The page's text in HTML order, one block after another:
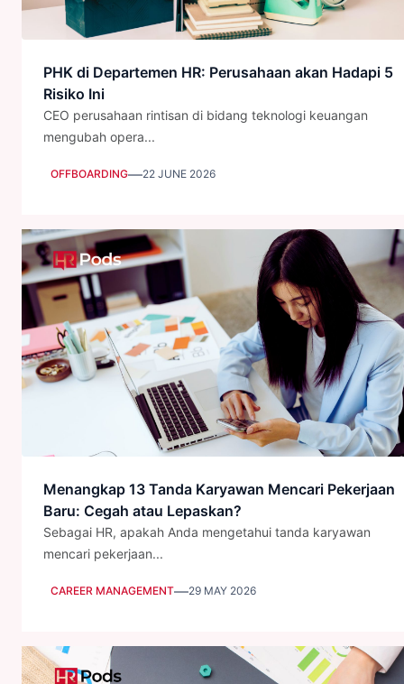
PHK di Departemen HR: Perusahaan akan Hadapi 5
Risiko Ini
CEO perusahaan rintisan di bidang teknologi keuangan
mengubah opera...
OFFBOARDING—22 JUNE 2026
Menangkap 13 Tanda Karyawan Mencari Pekerjaan
Baru: Cegah atau Lepaskan?
Sebagai HR, apakah Anda mengetahui tanda karyawan
mencari pekerjaan...
CAREER MANAGEMENT—29 MAY 2026